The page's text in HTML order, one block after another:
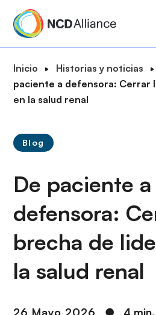
R
u
t
e
a
v
e
g
a
Inicio Historias y noticias
paciente a defensora: Cerrar
en la salud renal
Blog
De paciente a
defensora:
brecha de
la salud renal
26 Mayo 2026 ●
4